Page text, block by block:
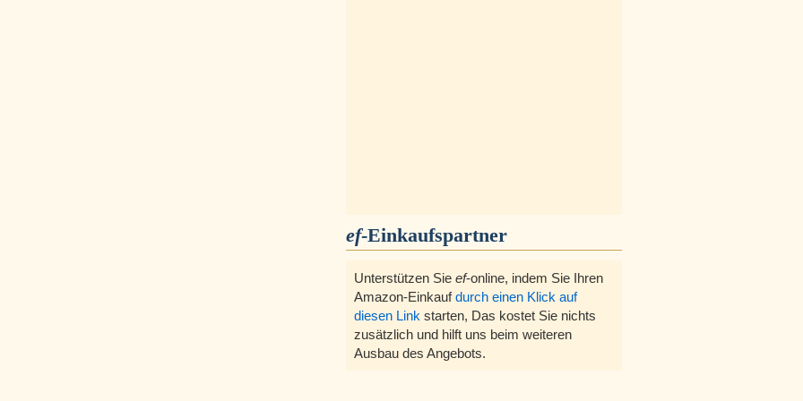
ef-Einkaufspartner
Unterstützen Sie ef-online, indem Sie Ihren
Amazon-Einkaufdurch einen Klick auf
diesen Link starten, Das kostet Sie nichts
zusätzlich und hilft uns beim weiteren
Ausbau des Angebots.